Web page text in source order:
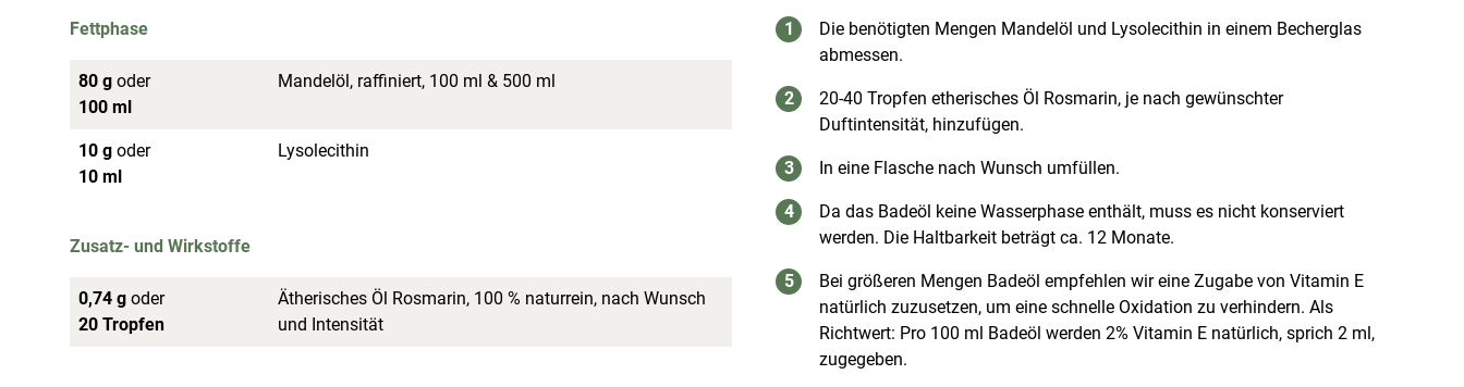
Fettphase
80 g oder
100 ml
Mandelöl, raffiniert, 100 ml & 500 ml
10 g oder
10 ml
Lysolecithin
Zusatz- und Wirkstoffe
0,74 g oder
20 Tropfen
Ätherisches Öl Rosmarin, 100 % naturrein, nach Wunsch
und Intensität
Die benötigten Mengen Mandelöl und Lysolecithin in einem Becherglas
abmessen.
20-40 Tropfen etherisches Öl Rosmarin, je nach gewünschter
Duftintensität, hinzufügen.
In eine Flasche nach Wunsch umfüllen.
Da das Badeöl keine Wasserphase enthält, muss es nicht konserviert
werden. Die Haltbarkeit beträgt ca. 12 Monate.
Bei größeren Mengen Badeöl empfehlen wir eine Zugabe von Vitamin E
natürlich zuzusetzen, um eine schnelle Oxidation zu verhindern. Als
Richtwert: Pro 100 ml Badeöl werden 2% Vitamin E natürlich, sprich 2 ml,
zugegeben.